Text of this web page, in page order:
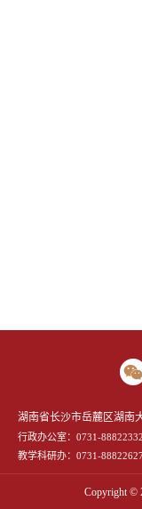
湖南省长沙市岳麓区湖南
行政办公室：0731-88822332
教学科研办：0731-
Copyright ©